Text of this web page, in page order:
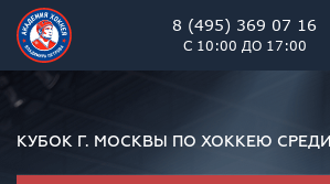
8 (495) 369 07 16
С 10:00 ДО 17:00
КУБОК Г. МОСКВЫ ПО ХОККЕЮ СРЕДИ